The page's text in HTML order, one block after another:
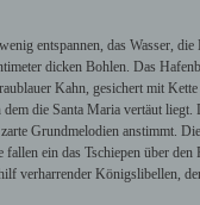
entspannen, das Wasser,
dicken Bohlen. Das
Kahn, gesichert mit
die Santa Maria vertäut
Grundmelodien anstimmt.
ein das Tschiepen über den
verharrender Königslibellen,